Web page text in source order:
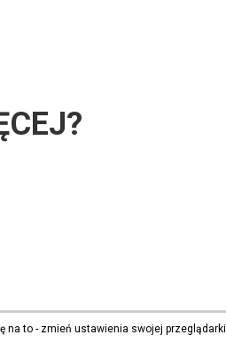
na to - zmień ustawienia swojej przeglądarki